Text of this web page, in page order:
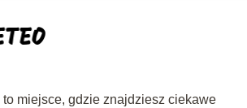
to miejsce, gdzie znajdziesz ciekawe